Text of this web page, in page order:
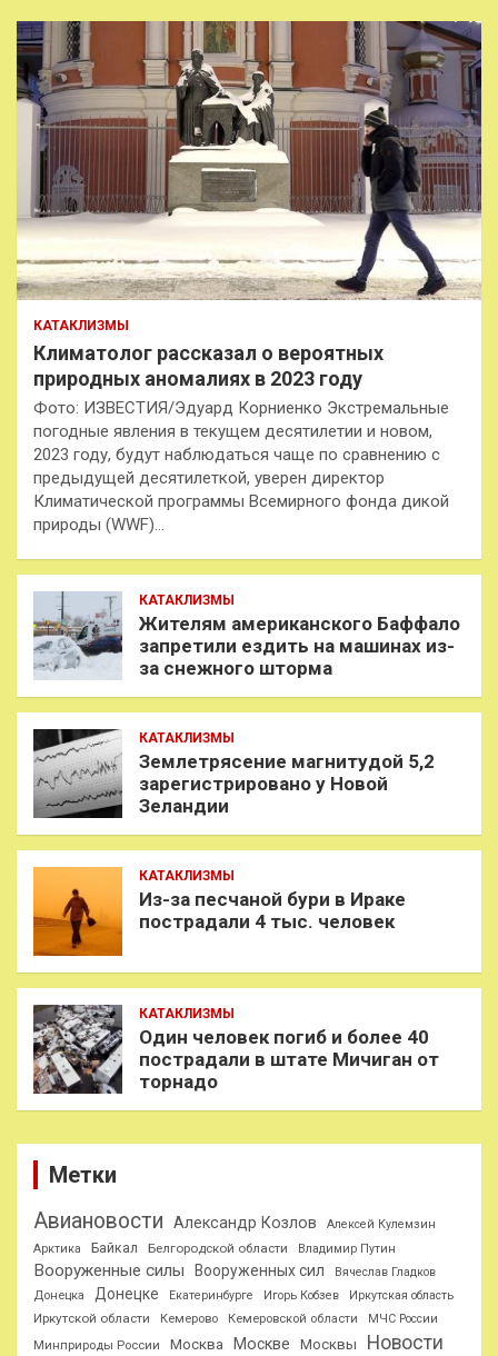
КАТАКЛИЗМЫ
Климатолог рассказал о вероятных
природных аномалиях в 2023 году
Фото: ИЗВЕСТИЯ/Эдуард Корниенко Экстремальные
погодные явления в текущем десятилетии и новом,
2023 году, будут наблюдаться чаще по сравнению с
предыдущей десятилеткой, уверен директор
Климатической программы Всемирного фонда дикой
природы (WWF)…
КАТАКЛИЗМЫ
Жителям американского Баффало
запретили ездить на машинах из-
за снежного шторма
КАТАКЛИЗМЫ
Землетрясение магнитудой 5,2
зарегистрировано у Новой
Зеландии
КАТАКЛИЗМЫ
Из-за песчаной бури в Ираке
пострадали 4 тыс. человек
КАТАКЛИЗМЫ
Один человек погиб и более 40
пострадали в штате Мичиган от
торнадо
Метки
Авиановости Александр Козлов
Алексей Кулемзин
Арктика
Байкал Белгородской области Владимир Путин
Вооруженные силы Вооруженных сил
Вячеслав Гладков
Донецка
Донецке Екатеринбурге Игорь Кобзев Иркутская область
Иркутской области Кемерово Кемеровской области
МЧС России
Минприроды России
Москва Москве Москвы
Новости